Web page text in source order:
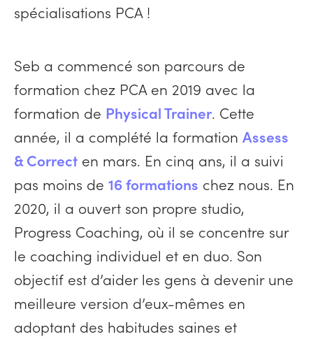
spécialisations PCA !
Seb a commencé son parcours de
formation chez PCA en 2019 avec la
formation de Physical Trainer. Cette
année, il a complété la formation Assess
& Correct en mars. En cinq ans, il a suivi
pas moins de 16 formations chez nous. En
2020, il a ouvert son propre studio,
Progress Coaching, où il se concentre sur
le coaching individuel et en duo. Son
objectif est d’aider les gens à devenir une
meilleure version d’eux-mêmes en
adoptant des habitudes saines et